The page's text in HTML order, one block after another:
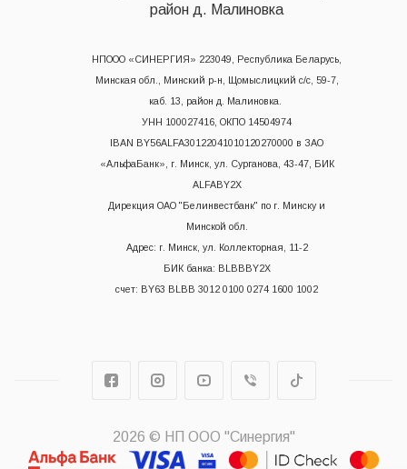
район д. Малиновка
НПООО «СИНЕРГИЯ» 223049, Республика Беларусь,
Минская обл., Минский р-н, Щомыслицкий с/с, 59-7,
каб. 13, район д. Малиновка.
УНН 100027416, ОКПО 14504974
IBAN BY56ALFA30122041010120270000 в ЗАО
«АльфаБанк», г. Минск, ул. Сурганова, 43-47, БИК
ALFABY2X
Дирекция ОАО "Белинвестбанк" по г. Минску и
Минской обл.
Адрес: г. Минск, ул. Коллекторная, 11-2
БИК банка: BLBBBY2X
счет: BY63 BLBB 3012 0100 0274 1600 1002
2026 © НП ООО "Синергия"